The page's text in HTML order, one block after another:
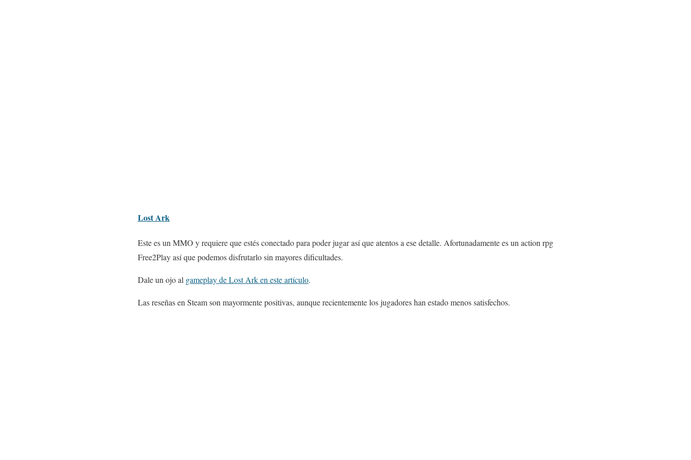
Lost Ark
Este es un MMO y requiere que estés conectado para poder jugar así que atentos a ese detalle. Afortunadamente es un action rpg
Free2Play así que podemos disfrutarlo sin mayores dificultades.
Dale un ojo al gameplay de Lost Ark en este artículo.
Las reseñas en Steam son mayormente positivas, aunque recientemente los jugadores han estado menos satisfechos.